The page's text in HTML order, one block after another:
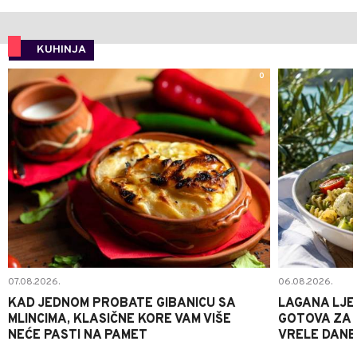
KUHINJA
0
07.08.2026.
KAD JEDNOM PROBATE GIBANICU SA
MLINCIMA, KLASIČNE KORE VAM VIŠE
NEĆE PASTI NA PAMET
06.08.2026.
LAGANA
GOTOVA ZA
VRELE DANE